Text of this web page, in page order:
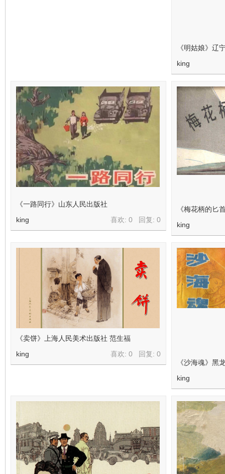
《明姑娘》辽
king
《一路同行》山东人民出版社
喜欢: 0 回复: 0
king
《梅花柄的匕
king
《卖饼》上海人民美术出版社 范生福
喜欢: 0 回复: 0
king
《沙海魂》黑
king